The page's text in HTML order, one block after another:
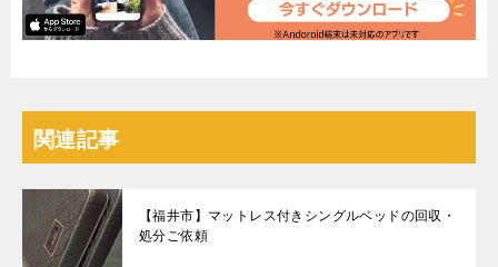
関連記事
【福井市】マットレス付きシングルベッドの回収・
処分ご依頼